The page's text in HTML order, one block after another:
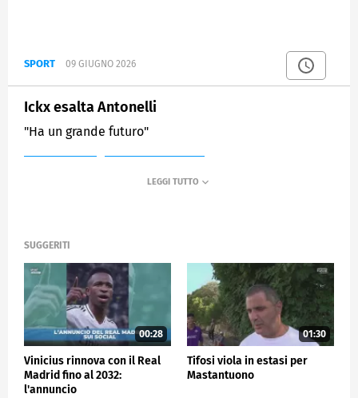
SPORT 09 GIUGNO 2026
Ickx esalta Antonelli
"Ha un grande futuro"
SUGGERITI
00:28
Vinicius rinnova con il Real
Madrid fino al 2032:
l'annuncio
01:30
Tifosi viola in estasi per
Mastantuono